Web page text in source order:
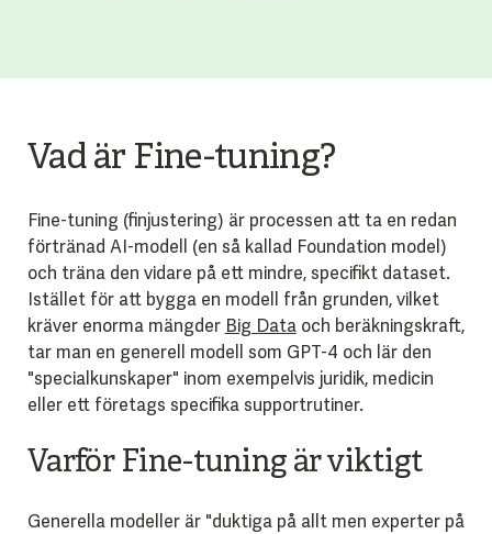
Vad är Fine-tuning?
Fine-tuning (finjustering) är processen att ta en redan
förtränad AI-modell (en så kallad Foundation model)
och träna den vidare på ett mindre, specifikt dataset.
Istället för att bygga en modell från grunden, vilket
kräver enorma mängder Big Dataoch beräkningskraft,
tar man en generell modell som GPT-4 och lär den
"specialkunskaper" inom exempelvis juridik, medicin
eller ett företags specifika supportrutiner.
Varför Fine-tuning är viktigt
Generella modeller är "duktiga på allt men experter på